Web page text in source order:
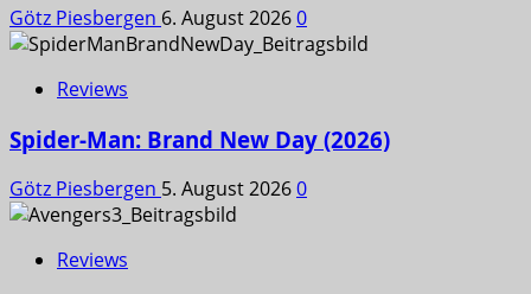
Götz Piesbergen 6. August 20260
Reviews
Spider-Man: Brand New Day (2026)
Götz Piesbergen 5. August 20260
Reviews